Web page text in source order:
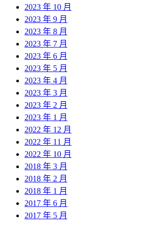
2023 年 10 月
2023 年 9 月
2023 年 8 月
2023 年 7 月
2023 年 6 月
2023 年 5 月
2023 年 4 月
2023 年 3 月
2023 年 2 月
2023 年 1 月
2022 年 12 月
2022 年 11 月
2022 年 10 月
2018 年 3 月
2018 年 2 月
2018 年 1 月
2017 年 6 月
2017 年 5 月